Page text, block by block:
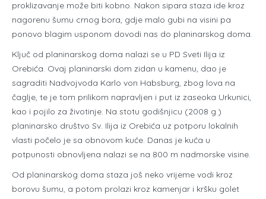
proklizavanje može biti kobno. Nakon sipara staza ide kroz
nagorenu šumu crnog bora, gdje malo gubi na visini pa
ponovo blagim usponom dovodi nas do planinarskog doma.
Ključ od planinarskog doma nalazi se u PD Sveti Ilija iz
Orebića. Ovaj planinarski dom zidan u kamenu, dao je
sagraditi Nadvojvoda Karlo von Habsburg, zbog lova na
čaglje, te je tom prilikom napravljen i put iz zaseoka Urkunici,
kao i pojilo za životinje. Na stotu godišnjicu (2008 g.)
planinarsko društvo Sv. Ilija iz Orebića uz potporu lokalnih
vlasti počelo je sa obnovom kuće. Danas je kuća u
potpunosti obnovljena nalazi se na 800 m nadmorske visine.
Od planinarskog doma staza još neko vrijeme vodi kroz
borovu šumu, a potom prolazi kroz kamenjar i kršku golet